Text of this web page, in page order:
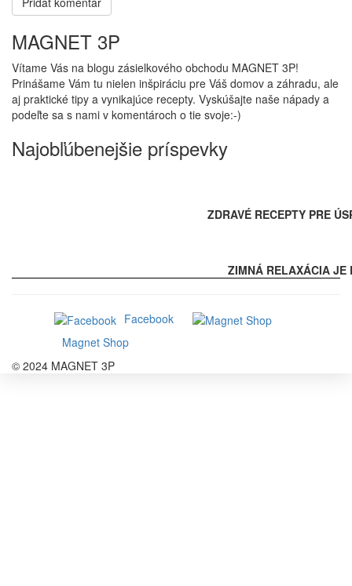
MAGNET 3P
Vítame Vás na blogu zásielkového obchodu MAGNET 3P!
Prinášame Vám tu nielen inšpiráciu pre Váš domov a záhradu, ale
aj praktické tipy a vynikajúce recepty. Vyskúšajte naše nápady a
podeľte sa s nami v komentároch o tie svoje:-)
Najobľúbenejšie príspevky
ZDRAVÉ RECEPTY PRE
ZIMNÁ RELAXÁCIA JE
Facebook
Magnet Shop
© 2024 MAGNET 3P